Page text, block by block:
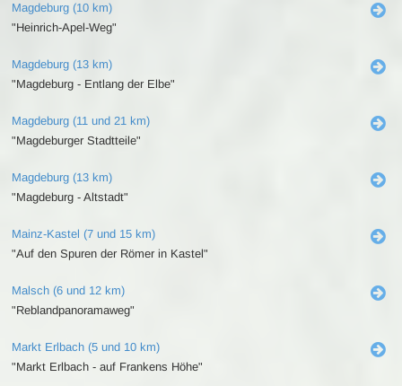
Magdeburg (10 km)
"Heinrich-Apel-Weg"
Magdeburg (13 km)
"Magdeburg - Entlang der Elbe"
Magdeburg (11 und 21 km)
"Magdeburger Stadtteile"
Magdeburg (13 km)
"Magdeburg - Altstadt"
Mainz-Kastel (7 und 15 km)
"Auf den Spuren der Römer in Kastel"
Malsch (6 und 12 km)
"Reblandpanoramaweg"
Markt Erlbach (5 und 10 km)
"Markt Erlbach - auf Frankens Höhe"